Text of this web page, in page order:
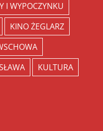
I WYPOCZYNKU
KINO ŻEGLARZ
KULTURA